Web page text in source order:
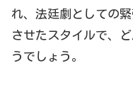
れ、法廷劇としての
させたスタイルで、
うでしょう。